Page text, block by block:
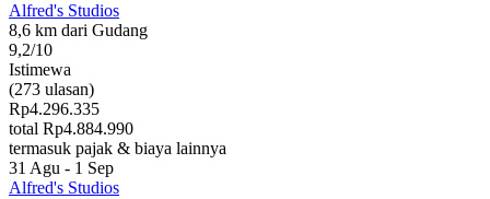
Alfred's Studios
8,6 km dari Gudang
9,2/10
Istimewa
(273 ulasan)
Rp4.296.335
total Rp4.884.990
termasuk pajak & biaya lainnya
31 Agu - 1 Sep
Alfred's Studios